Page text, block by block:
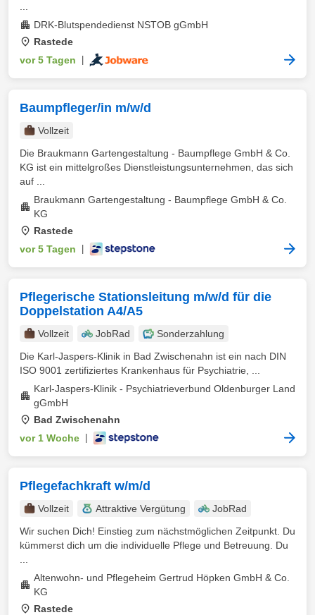
DRK-Blutspendedienst NSTOB gGmbH
Rastede
vor 5 Tagen
Baumpfleger/in m/w/d
Vollzeit
Die Braukmann Gartengestaltung - Baumpflege GmbH & Co.
KG ist ein mittelgroßes Dienstleistungsunternehmen, das sich
auf ...
Braukmann Gartengestaltung - Baumpflege GmbH & Co.
KG
Rastede
vor 5 Tagen
Pflegerische Stationsleitung m/w/d für die
Doppelstation A4/A5
Vollzeit JobRad
Sonderzahlung
Die Karl-Jaspers-Klinik in Bad Zwischenahn ist ein nach DIN
ISO 9001 zertifiziertes Krankenhaus für Psychiatrie, ...
Karl-Jaspers-Klinik - Psychiatrieverbund Oldenburger Land
gGmbH
Bad Zwischenahn
vor 1 Woche
Pflegefachkraft w/m/d
Vollzeit Attraktive Vergütung
JobRad
Wir suchen Dich! Einstieg zum nächstmöglichen Zeitpunkt. Du
kümmerst dich um die individuelle Pflege und Betreuung. Du
Altenwohn- und Pflegeheim Gertrud Höpken GmbH & Co.
KG
Rastede